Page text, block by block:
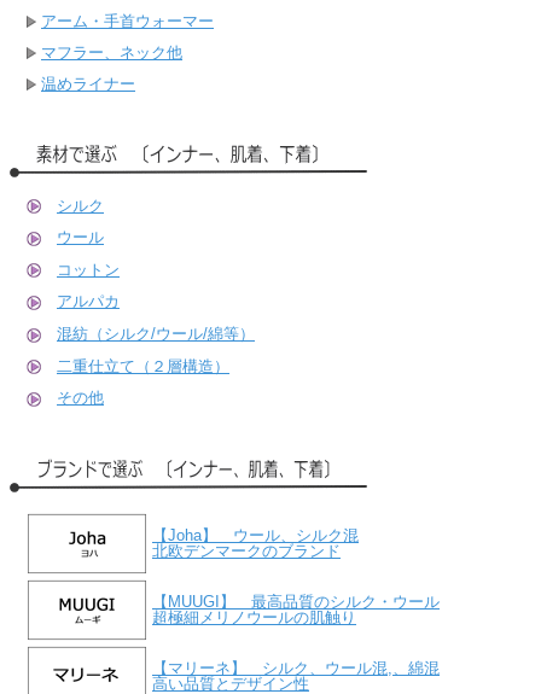
アーム・手首ウォーマー
マフラー、ネック他
温めライナー
シルク
ウール
コットン
アルパカ
混紡（シルク/ウール/綿等）
二重仕立て（２層構造）
その他
【Joha】 ウール、シルク混
北欧デンマークのブランド
【MUUGI】 最高品質のシルク・ウール
超極細メリノウールの肌触り
【マリーネ】 シルク、ウール混,、綿混
高い品質とデザイン性